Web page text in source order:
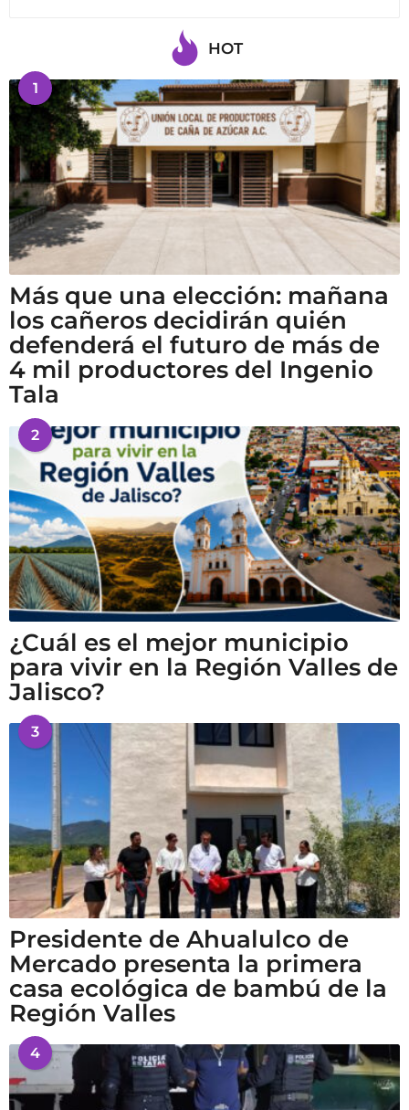
HOT
1
Más que una elección: mañana
los cañeros decidirán quién
defenderá el futuro de más de
4 mil productores del Ingenio
Tala
2
¿Cuál es el mejor municipio
para vivir en la Región Valles de
Jalisco?
3
Presidente de Ahualulco de
Mercado presenta la primera
casa ecológica de bambú de la
Región Valles
4